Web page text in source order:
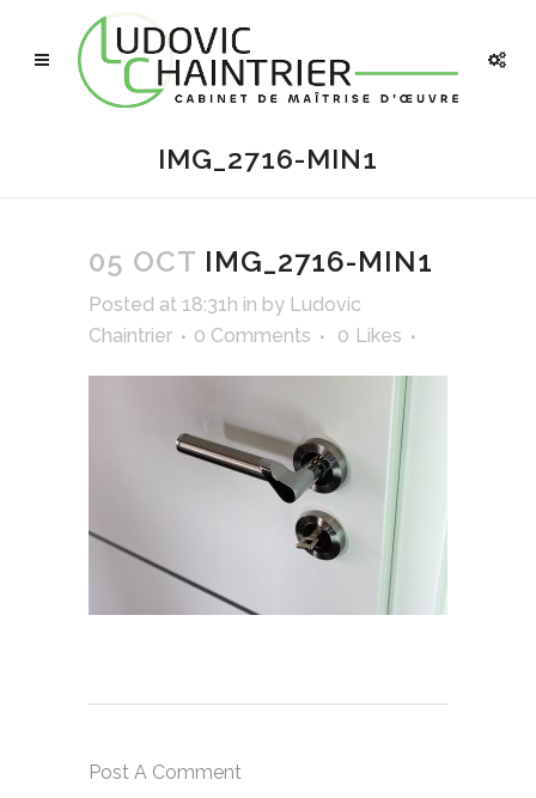
IMG_2716-MIN1
05 OCT IMG_2716-MIN1
Posted at 18:31h in by Ludovic
Chaintrier
0 Comments 0 Likes
Post A Comment